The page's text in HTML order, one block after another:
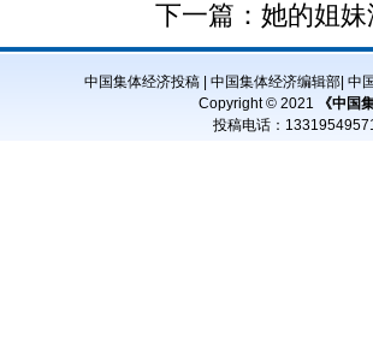
下一篇： 她的姐
中国集体经济投稿| 中国集体经济编辑部| 中
Copyright © 2021
《中国
投稿电话：